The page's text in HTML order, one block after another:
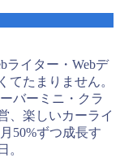
ライター・Webデ
てたまりません。
バーミニ・クラ
、楽しいカーライ
50%ずつ成長す
。